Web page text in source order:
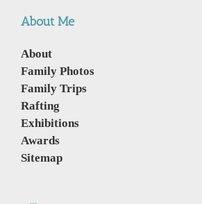
About Me
About
Family Photos
Family Trips
Rafting
Exhibitions
Awards
Sitemap